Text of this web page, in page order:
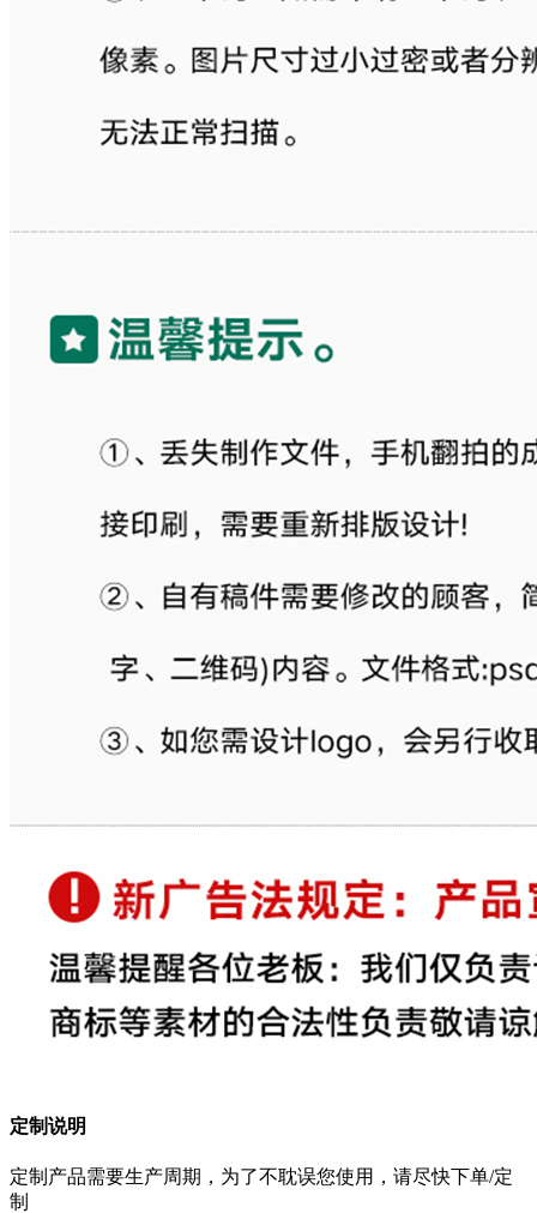
定制说明
定制产品需要生产周期，为了不耽误您使用，请尽快下单/定
制